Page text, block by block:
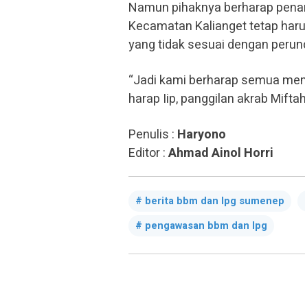
Namun pihaknya berharap
Kecamatan Kalianget tetap
yang tidak sesuai dengan
“Jadi kami berharap semua
harap Iip, panggilan akrab
Penulis : Haryono
Editor :Ahmad Ainol Horri
berita bbm dan lpg sumenep
pengawasan bbm dan lpg